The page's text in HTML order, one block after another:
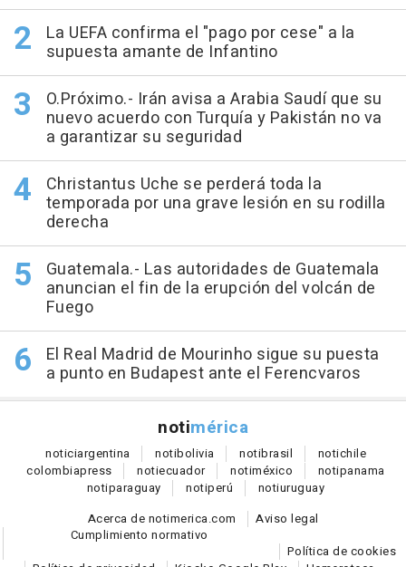
La UEFA confirma el "pago por cese" a la
supuesta amante de Infantino
O.Próximo.- Irán avisa a Arabia Saudí que su
nuevo acuerdo con Turquía y Pakistán no va
a garantizar su seguridad
Christantus Uche se perderá toda la
temporada por una grave lesión en su rodilla
derecha
Guatemala.- Las autoridades de Guatemala
anuncian el fin de la erupción del volcán de
Fuego
El Real Madrid de Mourinho sigue su puesta
a punto en Budapest ante el Ferencvaros
notimérica
noticiargentina notibolivia notibrasil notichile
colombiapress notiecuador notiméxico notipanama
notiparaguay notiperú notiuruguay
Acerca de notimerica.com
Aviso legal
Cumplimiento normativo
Política de cookies